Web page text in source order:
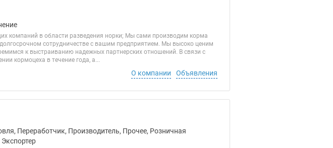
компаний в области разведения норки;­ Мы сами производим корма
сотрудничестве с вашим предприятием. Мы высоко ценим
к выстраиванию надежных партнерских отношений. В связи с
кормоцеха в течение года, а...
О компании Объявления
Переработчик, Производитель, Прочее, Розничная